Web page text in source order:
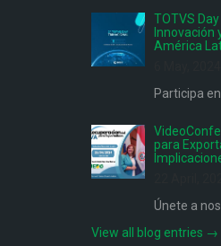
TOTVS
Innovación
América
Participa
para
Únete a
View all blog entries →